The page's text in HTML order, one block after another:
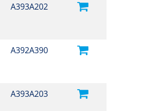
A393A202
A392A390
A393A203